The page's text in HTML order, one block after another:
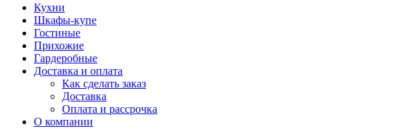
Кухни
Шкафы-купе
Гостиные
Прихожие
Гардеробные
Доставка и оплата
Как сделать заказ
Доставка
Оплата и рассрочка
О компании